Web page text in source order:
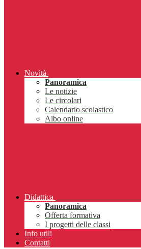
Novità
Panoramica
Le notizie
Le circolari
Calendario scolastico
Albo online
Didattica
Panoramica
Offerta formativa
I progetti delle classi
Info utili
Contatti